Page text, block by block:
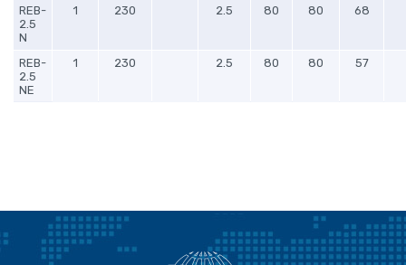
REB-
2.5
N
1 230 2.5 80 80 68
REB-
2.5
NE
1 230 2.5 80 80 57